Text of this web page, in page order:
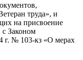
труда», и
на присвоение
с Законом
г. № 103-кз «О мерах